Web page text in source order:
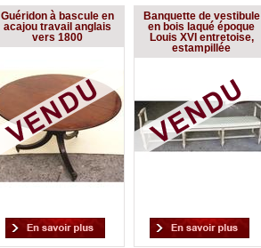
Paire de bougeoirs fin
XVIIIème
Paire de bougeoirs putti
1 700 €
Guéridon à bascule en
acajou travail anglais
vers 1800
Banquette de vestibule
en bois laqué époque
Louis XVI entretoise,
estampillée